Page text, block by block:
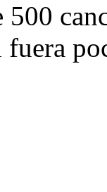
500